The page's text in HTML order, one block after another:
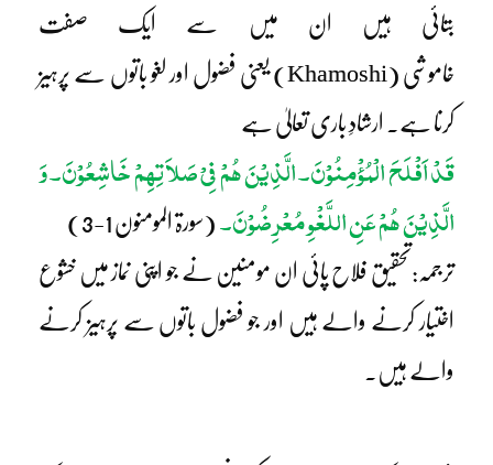
بتائی ہیں ان میں سے ایک صفت
خاموشی (Khamoshi) یعنی فضول اور لغو باتوں سے پرہیز
کرنا ہے۔ ارشادِ باری تعالیٰ ہے
قَدْ اَفْلَحَ الْمُؤْمِنُوْنَ۔ الَّذِیْنَ ھُمْ فِیْ صَلاَتِھِمْ خَاشِعُوْنَ۔ وَ
الَّذِیْنَ ھُمْ عَنِ اللَّغْوِ مُعْرِضُوْنَ۔ (سورۃ المومنون 1-3)
ترجمہ:تحقیق فلاح پائی ان مومنین نے جو اپنی نماز میں خشوع
اختیار کرنے والے ہیں اور جو فضول باتوں سے پرہیز کرنے
والے ہیں۔